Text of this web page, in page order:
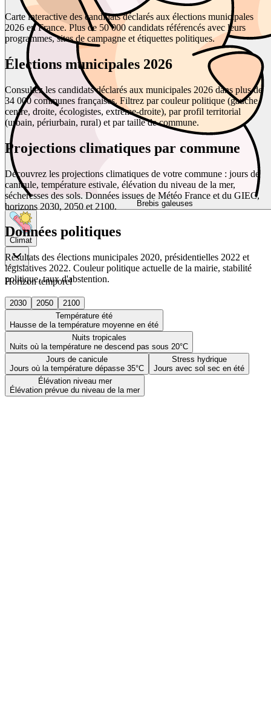
Brebis galeuses
Climat
Horizon temporel
2030 2050
2100
Température été
Hausse de la température moyenne en été
Nuits tropicales
Nuits où la température ne descend pas sous 20°C
Jours de canicule
Jours où la température dépasse 35°C
Stress hydrique
Jours avec sol sec en été
Élévation niveau mer
Élévation prévue du niveau de la mer
Carte interactive des candidats déclarés aux élections municipales
2026 en France. Plus de 50 000 candidats référencés avec leurs
programmes, sites de campagne et étiquettes politiques.
Élections municipales 2026
Consultez les candidats déclarés aux municipales 2026 dans plus de
34 000 communes françaises. Filtrez par couleur politique (gauche,
centre, droite, écologistes, extrême-droite), par profil territorial
(urbain, périurbain, rural) et par taille de commune.
Projections climatiques par commune
Découvrez les projections climatiques de votre commune : jours de
canicule, température estivale, élévation du niveau de la mer,
sécheresses des sols. Données issues de Météo France et du GIEC,
horizons 2030, 2050 et 2100.
Données politiques
Résultats des élections municipales 2020, présidentielles 2022 et
législatives 2022. Couleur politique actuelle de la mairie, stabilité
politique, taux d'abstention.